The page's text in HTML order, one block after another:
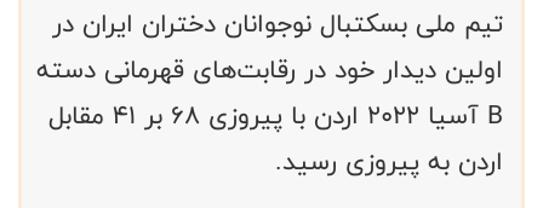
تیم ملی بسکتبال نوجوانان دختران ایران در
اولین دیدار خود در رقابت‌های قهرمانی دسته
B آسیا ۲۰۲۲ اردن با پیروزی ۶۸ بر ۴۱ مقابل
اردن به پیروزی رسید.